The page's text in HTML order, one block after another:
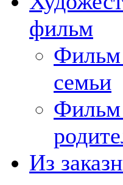
фильм
Фильм
семьи
Фильм
Из